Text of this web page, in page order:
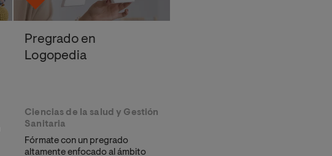
Pregrado en
Logopedia
Ciencias de la salud y Gestión
Sanitaria
Fórmate con un pregrado
altamente enfocado al ámbito